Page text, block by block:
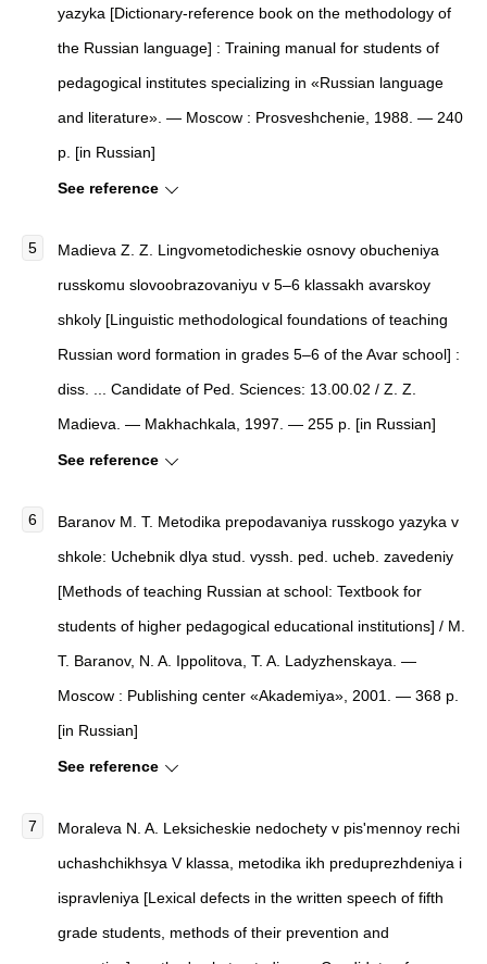
yazyka [Dictionary-reference book on the methodology of
the Russian language] : Training manual for students of
pedagogical institutes specializing in «Russian language
and literature». — Moscow : Prosveshchenie, 1988. — 240
p. [in Russian]
See reference
Madieva Z. Z. Lingvometodicheskie osnovy obucheniya
russkomu slovoobrazovaniyu v 5–6 klassakh avarskoy
shkoly [Linguistic methodological foundations of teaching
Russian word formation in grades 5–6 of the Avar school] :
diss. ... Candidate of Ped. Sciences: 13.00.02 / Z. Z.
Madieva. — Makhachkala, 1997. — 255 p. [in Russian]
See reference
Baranov M. T. Metodika prepodavaniya russkogo yazyka v
shkole: Uchebnik dlya stud. vyssh. ped. ucheb. zavedeniy
[Methods of teaching Russian at school: Textbook for
students of higher pedagogical educational institutions] / M.
T. Baranov, N. A. Ippolitova, T. A. Ladyzhenskaya. —
Moscow : Publishing center «Akademiya», 2001. — 368 p.
[in Russian]
See reference
Moraleva N. A. Leksicheskie nedochety v pis'mennoy rechi
uchashchikhsya V klassa, metodika ikh preduprezhdeniya i
ispravleniya [Lexical defects in the written speech of fifth
grade students, methods of their prevention and